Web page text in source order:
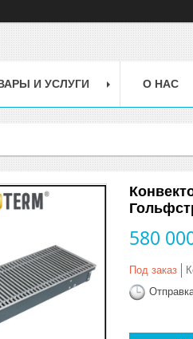
И УСЛУГИ О НАС
580
Под заказ